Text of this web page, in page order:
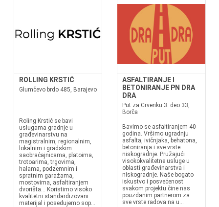
ROLLING KRSTIĆ
Glumčevo brdo 485, Barajevo
Roling Krstić se bavi
uslugama gradnje u
građevinarstvu na
magistralnim, regionalnim,
lokalnim i gradskim
saobraćajnicama, platoima,
trotoarima, trgovima,
halama, podzemnim i
spratnim garažama,
mostovima, asfaltiranjem
dvorišta… Koristimo visoko
kvalitetni standardizovani
materijal i posedujemo sop...
ASFALTIRANJE I
BETONIRANJE PN DRA
DRA
Put za Crvenku 3. deo 33,
Borča
Bavimo se asfaltiranjem 40
godina. Vršimo ugradnju
asfalta, ivičnjaka, behatona,
betoniranja i sve vrste
niskogradnje. Pružajući
visokokvalitetne usluge u
oblasti građevinarstva i
niskogradnje. Naše bogato
iskustvo i posvećenost
svakom projektu čine nas
pouzdanim partnerom za
sve vrste radova na u...